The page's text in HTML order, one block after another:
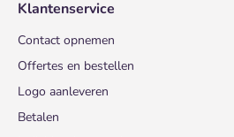
Klantenservice
Contact opnemen
Offertes en bestellen
Logo aanleveren
Betalen